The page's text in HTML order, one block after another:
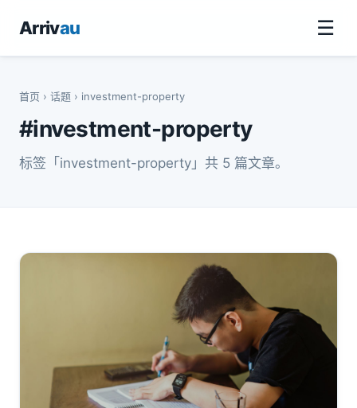
Arrivau ☰
首页 › 话题 › investment-property
#investment-property
标签「investment-property」共 5 篇文章。